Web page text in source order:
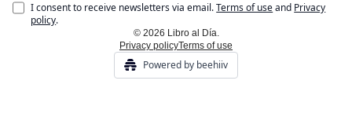
I consent to receive newsletters via email.Terms of useand Privacy
policy.
© 2026 Libro al Día.
Privacy policyTerms of use
Powered by beehiiv